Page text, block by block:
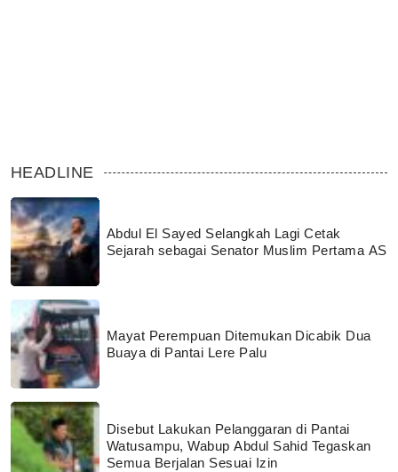
HEADLINE
Abdul El Sayed Selangkah Lagi Cetak
Sejarah sebagai Senator Muslim Pertama AS
Mayat Perempuan Ditemukan Dicabik Dua
Buaya di Pantai Lere Palu
Disebut Lakukan Pelanggaran di Pantai
Watusampu, Wabup Abdul Sahid Tegaskan
Semua Berjalan Sesuai Izin